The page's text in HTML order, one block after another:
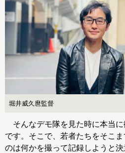
堀井威久麿監督
そんなデモ隊を見た時に本当に
です。そこで、若者たちをそこ
のは何かを撮って記録しようと